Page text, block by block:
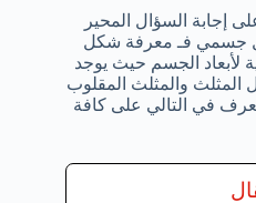
إجابة السؤال المحير
جسمي فـ معرفة شكل
لأبعاد الجسم حيث يوجد
المثلث والمثلث المقلوب
في التالي على كافة